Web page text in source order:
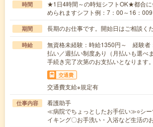
時間
★1日4時間～の時短シフトOK★都合に
められますシフト例：7：00～16：
期間 長期のお仕事です。開始日はご相談
時給
無資格未経験：時給1350円～ 経験者
払い／週払い制度あり（月払いも選べ
手続き完了次第のお支払いとなります。
交通費
交通費支給※規定有
仕事内容
看護助手
≪病院でちょっとしたお手伝い≫○シー
イキング〇お手洗い・入浴など生活の